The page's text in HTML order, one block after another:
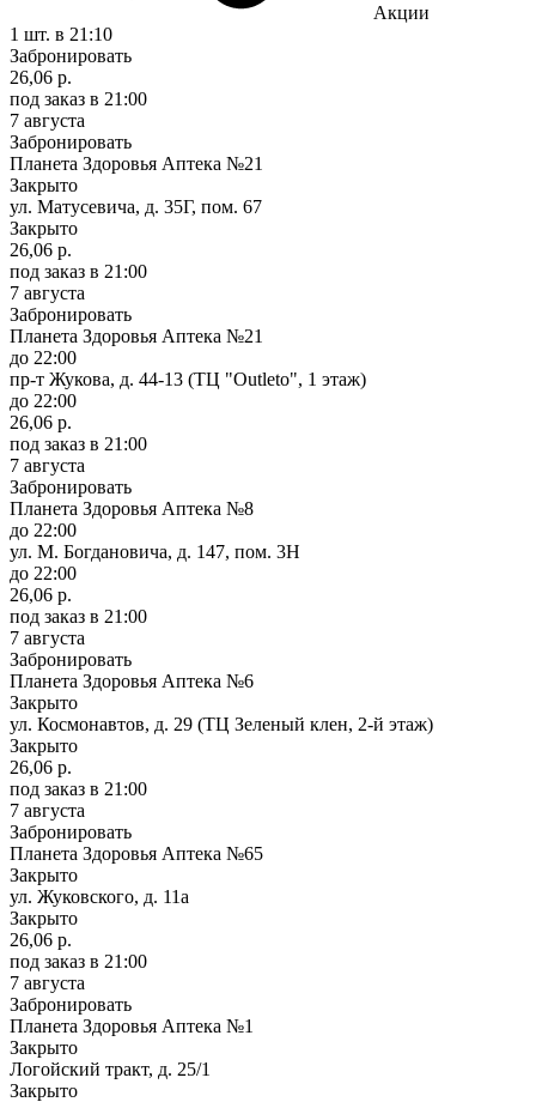
Акции
1 шт. в 21:10
Забронировать
26,06 р.
под заказ в 21:00
7 августа
Забронировать
Планета Здоровья Аптека №21
Закрыто
ул. Матусевича, д. 35Г, пом. 67
Закрыто
26,06 р.
под заказ в 21:00
7 августа
Забронировать
Планета Здоровья Аптека №21
до 22:00
пр-т Жукова, д. 44-13 (ТЦ "Outleto", 1 этаж)
до 22:00
26,06 р.
под заказ в 21:00
7 августа
Забронировать
Планета Здоровья Аптека №8
до 22:00
ул. М. Богдановича, д. 147, пом. 3Н
до 22:00
26,06 р.
под заказ в 21:00
7 августа
Забронировать
Планета Здоровья Аптека №6
Закрыто
ул. Космонавтов, д. 29 (ТЦ Зеленый клен, 2-й этаж)
Закрыто
26,06 р.
под заказ в 21:00
7 августа
Забронировать
Планета Здоровья Аптека №65
Закрыто
ул. Жуковского, д. 11а
Закрыто
26,06 р.
под заказ в 21:00
7 августа
Забронировать
Планета Здоровья Аптека №1
Закрыто
Логойский тракт, д. 25/1
Закрыто